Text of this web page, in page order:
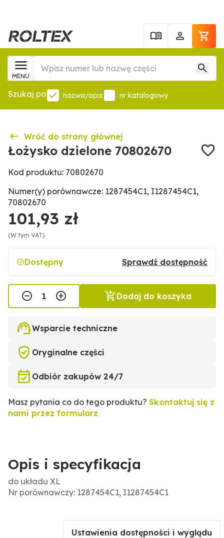
MENU
Szukaj po nazwa/opis nr katalogowy
Wróć do strony głównej
Łożysko dzielone 70802670
Kod produktu: 70802670
Numer(y) porównawcze: 1287454C1, I1287454C1,
70802670
101,93 zł
(W tym VAT)
Dostępny Sprawdź dostępność
Dodaj do koszyka
Wsparcie techniczne
Oryginalne części
Odbiór zakupów 24/7
Masz pytania co do tego produktu? Skontaktuj się z
nami przez formularz
Opis i specyfikacja
do układu XL
Nr porównawczy: 1287454C1, I1287454C1
Ustawienia dostępności i wyglądu